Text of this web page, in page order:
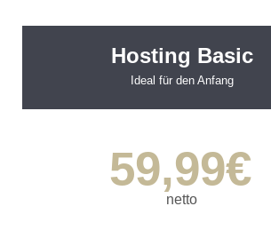
Hosting Basic
Ideal für den Anfang
59,99€
netto